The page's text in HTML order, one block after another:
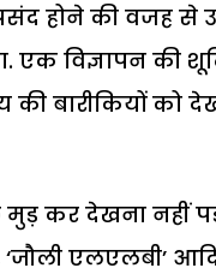
होने की वजह से
एक विज्ञापन की
बारीकियों को
कर देखना नहीं
‘जौली